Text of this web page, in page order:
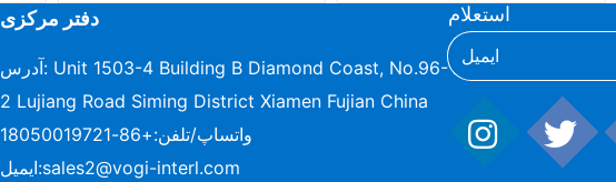
دفتر مرکزی
آدرس: Unit 1503-4 Building B Diamond Coast, No.96-
2 Lujiang Road Siming District Xiamen Fujian China
واتساپ/تلفن:+86-18050019721
ایمیل:sales2@vogi-interl.com
استعلام